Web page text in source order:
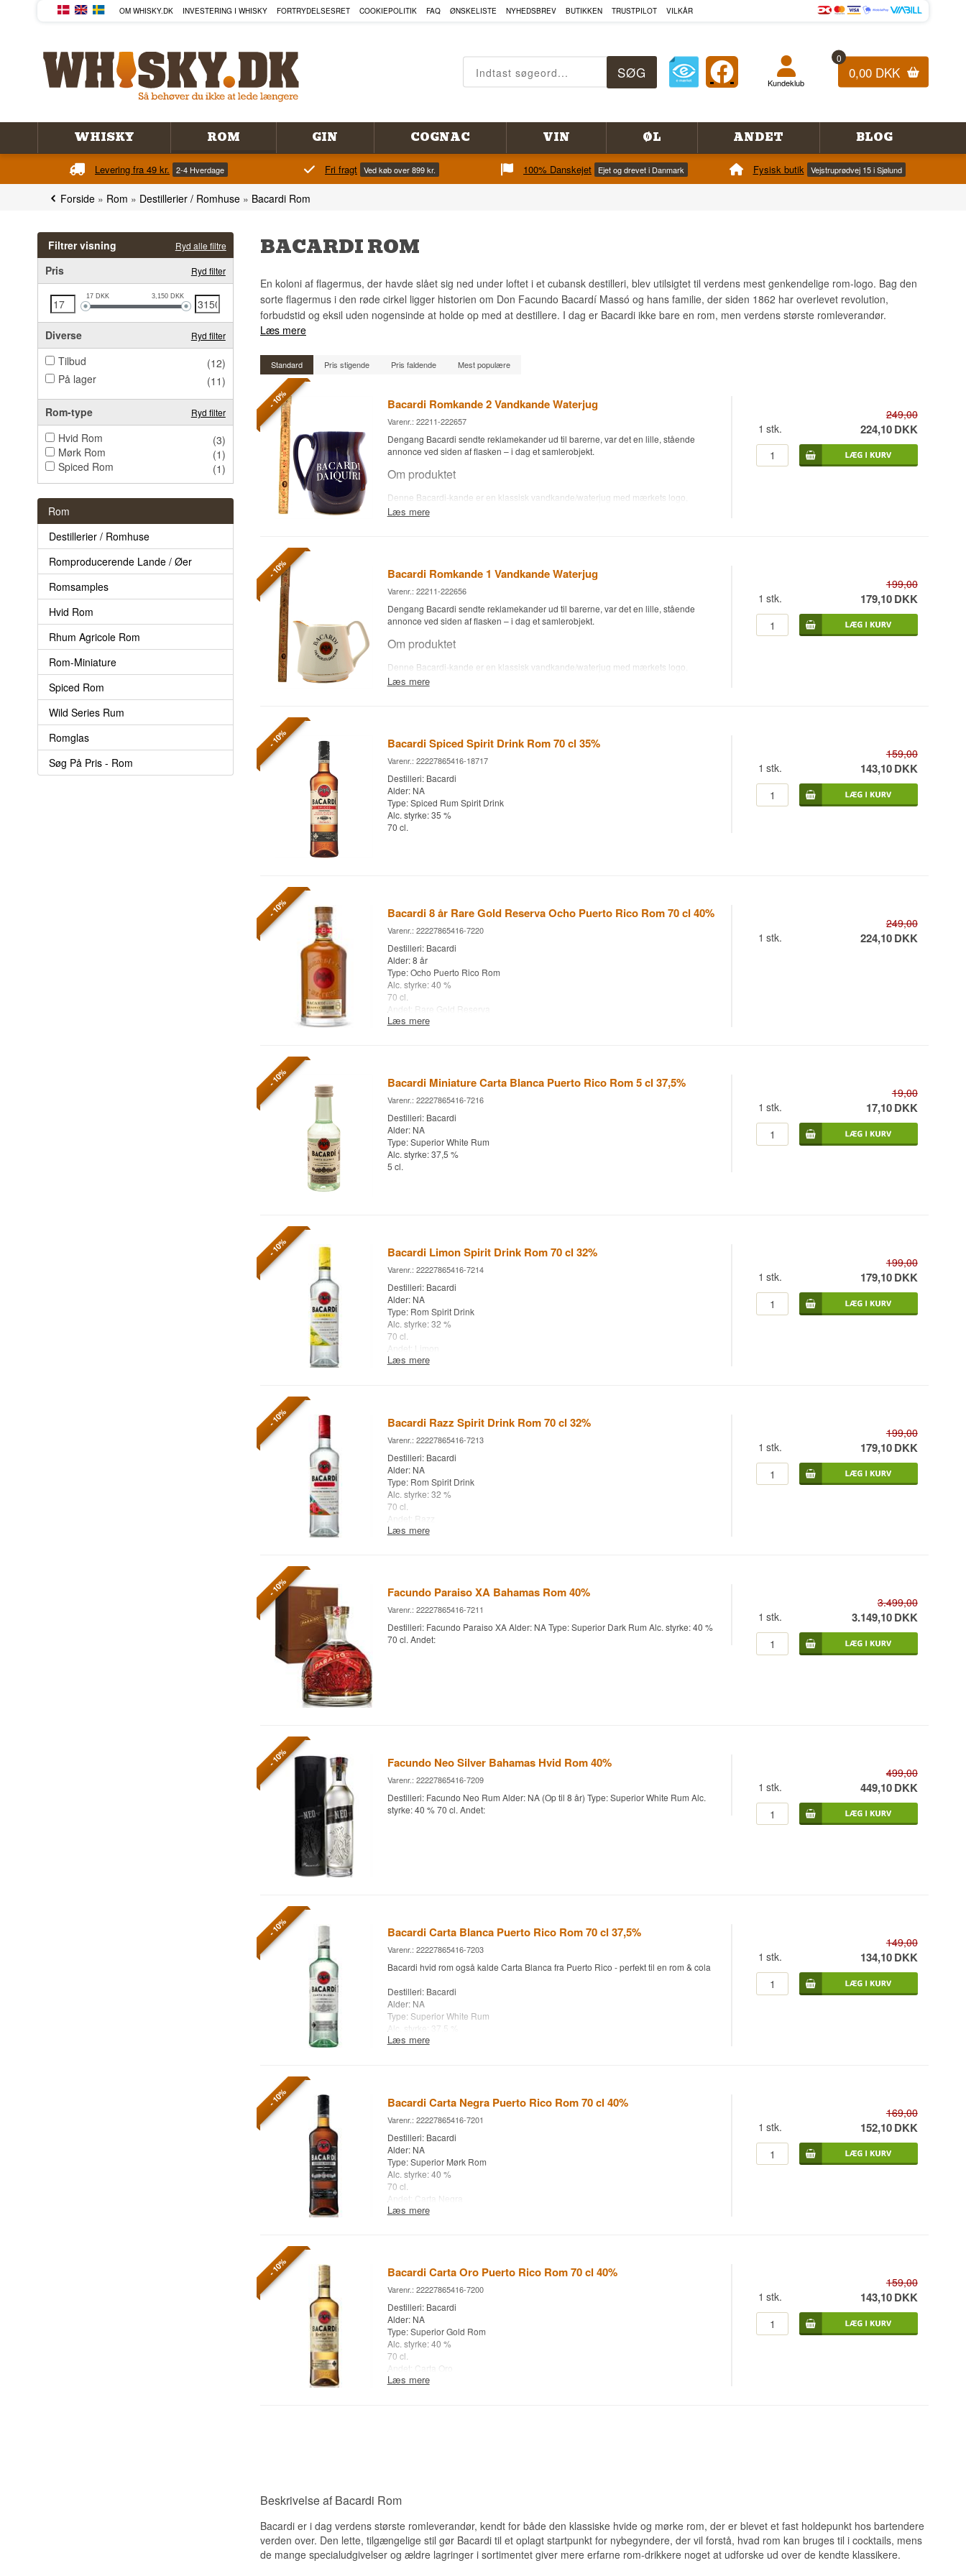
OM WHISKY.DK INVESTERING I WHISKY FORTRYDELSESRET COOKIEPOLITIK FAQ ØNSKELISTE NYHEDSBREV BUTIKKEN TRUSTPILOT VILKÅR
0
0,00 DKK
Kundeklub
WHISKY ROM GIN COGNAC VIN ØL ANDET BLOG
Levering fra 49 kr. 2-4 Hverdage Fri fragt Ved køb over 899 kr. 100% Danskejet Ejet og drevet i Danmark Fysisk butik Vejstruprødvej 15 i Sjølund
Forside » Rom » Destillerier / Romhuse » Bacardi Rom
Filtrer visning Ryd alle filtre
Pris Ryd filter
17 DKK 3,150 DKK
Diverse Ryd filter
Tilbud
(12)
På lager
(11)
Rom-type Ryd filter
Hvid Rom
(3)
Mørk Rom
(1)
Spiced Rom
(1)
Rom
Destillerier / Romhuse
Romproducerende Lande / Øer
Romsamples
Hvid Rom
Rhum Agricole Rom
Rom-Miniature
Spiced Rom
Wild Series Rum
Romglas
Søg På Pris - Rom
BACARDI ROM
En koloni af flagermus, der havde slået sig ned under loftet i et cubansk destilleri, blev utilsigtet til verdens mest genkendelige rom-logo. Bag den
sorte flagermus i den røde cirkel ligger historien om Don Facundo Bacardí Massó og hans familie, der siden 1862 har overlevet revolution,
forbudstid og eksil uden nogensinde at holde op med at destillere. I dag er Bacardi ikke bare en rom, men verdens største romleverandør.
Læs mere
Standard Pris stigende Pris faldende Mest populære
- 10% Bacardi Romkande 2 Vandkande Waterjug
Varenr.: 22211-222657
Dengang Bacardi sendte reklamekander ud til barerne, var det en lille, stående
annonce ved siden af flasken – i dag et samlerobjekt.
Om produktet
Denne Bacardi-kande er en klassisk vandkande/waterjug med mærkets logo,
oprindeligt lavet som reklameartikel til barer og hjem, hvor man drak Bacardi rom.
Læs mere
249,00
1 stk. 224,10DKK
- 10% Bacardi Romkande 1 Vandkande Waterjug
Varenr.: 22211-222656
Dengang Bacardi sendte reklamekander ud til barerne, var det en lille, stående
annonce ved siden af flasken – i dag et samlerobjekt.
Om produktet
Denne Bacardi-kande er en klassisk vandkande/waterjug med mærkets logo,
oprindeligt lavet som reklameartikel til barer og hjem, hvor man drak Bacardi rom.
Læs mere
199,00
1 stk. 179,10DKK
- 10% Bacardi Spiced Spirit Drink Rom 70 cl 35%
Varenr.: 22227865416-18717
Destilleri: Bacardi
Alder: NA
Type: Spiced Rum Spirit Drink
Alc. styrke: 35 %
70 cl.
159,00
1 stk. 143,10DKK
- 10% Bacardi 8 år Rare Gold Reserva Ocho Puerto Rico Rom 70 cl 40%
Varenr.: 22227865416-7220
Destilleri: Bacardi
Alder: 8 år
Type: Ocho Puerto Rico Rom
Alc. styrke: 40 %
70 cl.
Andet: Rare Gold Reserva
Læs mere
249,00
1 stk. 224,10DKK
- 10% Bacardi Miniature Carta Blanca Puerto Rico Rom 5 cl 37,5%
Varenr.: 22227865416-7216
Destilleri: Bacardi
Alder: NA
Type: Superior White Rum
Alc. styrke: 37,5 %
5 cl.
19,00
1 stk. 17,10DKK
- 10% Bacardi Limon Spirit Drink Rom 70 cl 32%
Varenr.: 22227865416-7214
Destilleri: Bacardi
Alder: NA
Type: Rom Spirit Drink
Alc. styrke: 32 %
70 cl.
Andet: Limon
Læs mere
199,00
1 stk. 179,10DKK
- 10% Bacardi Razz Spirit Drink Rom 70 cl 32%
Varenr.: 22227865416-7213
Destilleri: Bacardi
Alder: NA
Type: Rom Spirit Drink
Alc. styrke: 32 %
70 cl.
Andet: Razz
Læs mere
199,00
1 stk. 179,10DKK
- 10% Facundo Paraiso XA Bahamas Rom 40%
Varenr.: 22227865416-7211
Destilleri: Facundo Paraiso XA Alder: NA Type: Superior Dark Rum Alc. styrke: 40 %
70 cl. Andet:
3.499,00
1 stk. 3.149,10DKK
- 10% Facundo Neo Silver Bahamas Hvid Rom 40%
Varenr.: 22227865416-7209
Destilleri: Facundo Neo Rum Alder: NA (Op til 8 år) Type: Superior White Rum Alc.
styrke: 40 % 70 cl. Andet:
499,00
1 stk. 449,10DKK
- 10% Bacardi Carta Blanca Puerto Rico Rom 70 cl 37,5%
Varenr.: 22227865416-7203
Bacardi hvid rom også kalde Carta Blanca fra Puerto Rico - perfekt til en rom & cola
Destilleri: Bacardi
Alder: NA
Type: Superior White Rum
Alc. styrke: 37,5 %
70 cl.
Læs mere
149,00
1 stk. 134,10DKK
- 10% Bacardi Carta Negra Puerto Rico Rom 70 cl 40%
Varenr.: 22227865416-7201
Destilleri: Bacardi
Alder: NA
Type: Superior Mørk Rom
Alc. styrke: 40 %
70 cl.
Andet: Carta Negra
Læs mere
169,00
1 stk. 152,10DKK
- 10% Bacardi Carta Oro Puerto Rico Rom 70 cl 40%
Varenr.: 22227865416-7200
Destilleri: Bacardi
Alder: NA
Type: Superior Gold Rom
Alc. styrke: 40 %
70 cl.
Andet: Carta Oro
Læs mere
159,00
1 stk. 143,10DKK
Beskrivelse af Bacardi Rom
Bacardi er i dag verdens største romleverandør, kendt for både den klassiske hvide og mørke rom, der er blevet et fast holdepunkt hos bartendere
verden over. Den lette, tilgængelige stil gør Bacardi til et oplagt startpunkt for nybegyndere, der vil forstå, hvad rom kan bruges til i cocktails, mens
de mange specialudgivelser og ældre lagringer i sortimentet giver mere erfarne rom-drikkere noget at udforske ud over de kendte klassikere.